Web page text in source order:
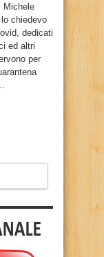
Michele
chiedevo
dedicati
ed altri
per